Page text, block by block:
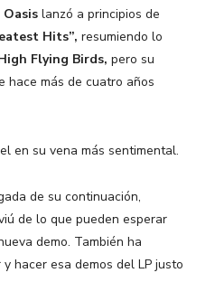
Oasis lanzó a principios de
Hits”, resumiendo lo
Flying Birds, pero su
hace más de cuatro años
en su vena más sentimental.
de su continuación,
de lo que pueden esperar
demo. También ha
hacer esa demos del LP justo